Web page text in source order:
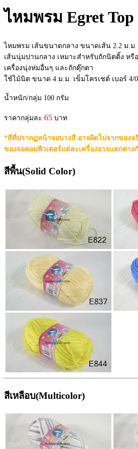
ไหมพรม Egret Top
ไหมพรม เส้นขนาดกลาง ขนาดเส้น 2.2 ม.ม.
เส้นนุ่มปานกลาง เหมาะสำหรับถักนิตติ้ง หรื
เครื่องนุ่งห่มอื่นๆ และถักตุ๊กตา
ใช้ไม้นิต ขนาด 4 ม.ม. เข็มโครเชต์ เบอร์ 4/0
น้ำหนัก/กลุ่ม 100 กรัม
ราคากลุ่มละ 65 บาท
*สีที่ปรากฏหน้าจอบางสี อาจผิดไปจากของจ
ของจอคอมพิวเตอร์แต่ละเครื่องอาจแตกต่าง
สีพื้น(Solid Color)
สีเหลือบ(Multicolor)